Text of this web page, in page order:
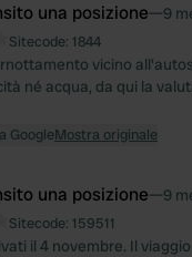
una posizione—9
Sitecode: 1844
vicino
né acqua, da qui la
GoogleMostra originale
una posizione—9
Sitecode: 159511
il 4 novembre. Il